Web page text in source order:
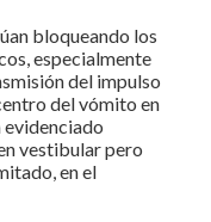
bloqueando los
especialmente
del impulso
del vómito en
evidenciado
vestibular pero
en el